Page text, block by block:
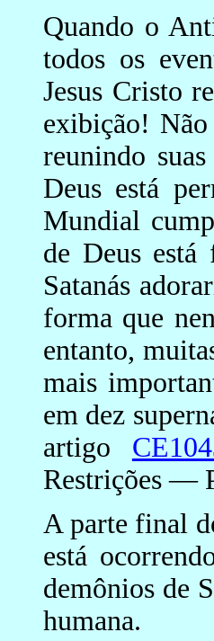
Quando o
todos os
Jesus Cristo
exibição! Não
reunindo
Deus está
Mundial
de Deus está
Satanás
forma que
entanto,
mais
em dez
artigo
Restrições —
A parte final
está
demônios de
humana.